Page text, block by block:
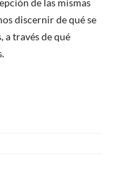
discernir de qué se
a través de qué